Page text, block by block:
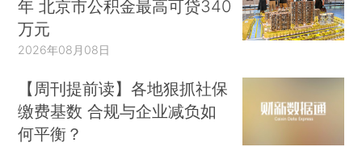
年 北京市公积金最高可贷340
万元
2026年08月08日
【周刊提前读】各地狠抓社保
缴费基数 合规与企业减负如
何平衡？